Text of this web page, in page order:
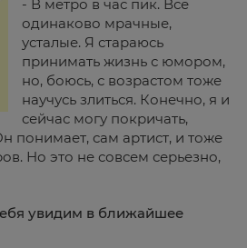
- В метро в час пик. Все
одинаково мрачные,
усталые. Я стараюсь
принимать жизнь с юмором,
но, боюсь, с возрастом тоже
научусь злиться. Конечно, я и
сейчас могу покричать,
понимает, сам артист, и тоже
Но это не совсем серьезно,
увидим в ближайшее